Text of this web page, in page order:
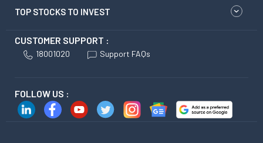
TOP STOCKS TO INVEST
CUSTOMER SUPPORT :
18001020 Support FAQs
FOLLOW US :